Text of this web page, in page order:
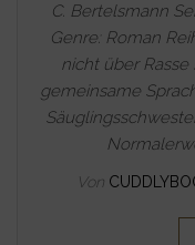
C. Bertelsmann
Genre: Roman
nicht über
gemeinsame
Von